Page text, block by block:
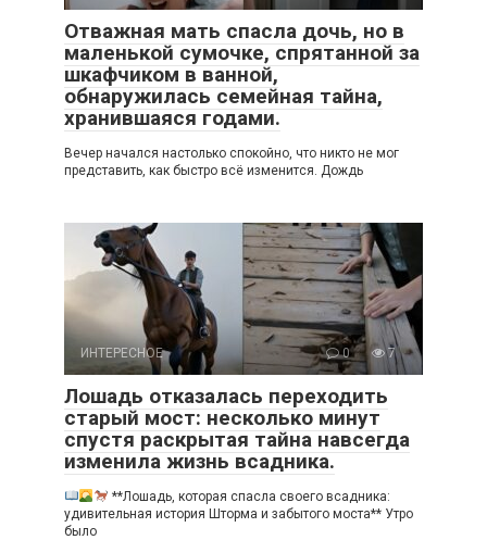
Отважная мать спасла дочь, но в
маленькой сумочке, спрятанной за
шкафчиком в ванной,
обнаружилась семейная тайна,
хранившаяся годами.
Вечер начался настолько спокойно, что никто не мог
представить, как быстро всё изменится. Дождь
ИНТЕРЕСНОЕ 0 7
Лошадь отказалась переходить
старый мост: несколько минут
спустя раскрытая тайна навсегда
изменила жизнь всадника.
**Лошадь, которая спасла своего всадника:
удивительная история Шторма и забытого моста** Утро
было